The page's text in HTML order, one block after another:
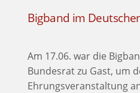
Bigband im
Am 17.06. war die
Bundesrat zu Gast, um
Ehrungsveranstaltung